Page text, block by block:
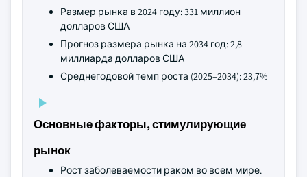
Размер рынка в 2024 году: 331 миллион
долларов США
Прогноз размера рынка на 2034 год: 2,8
миллиарда долларов США
Среднегодовой темп роста (2025–2034): 23,7%
Основные факторы, стимулирующие
рынок
Рост заболеваемости раком во всем мире.